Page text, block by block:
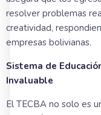
resolver problemas
creatividad,
empresas bolivianas.
Sistema de
Invaluable
El TECBA no solo es